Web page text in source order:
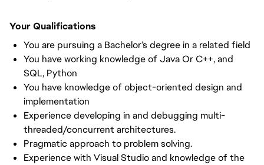
Your Qualifications
You are pursuing a Bachelor’s degree in a related field
You have working knowledge of Java Or C++, and
SQL, Python
You have knowledge of object-oriented design and
implementation
Experience developing in and debugging multi-
threaded/concurrent architectures.
Pragmatic approach to problem solving.
Experience with Visual Studio and knowledge of the